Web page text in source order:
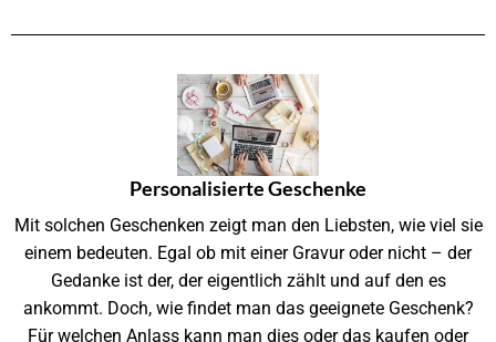
Personalisierte Geschenke
Mit solchen Geschenken zeigt man den Liebsten, wie viel sie
einem bedeuten. Egal ob mit einer Gravur oder nicht – der
Gedanke ist der, der eigentlich zählt und auf den es
ankommt. Doch, wie findet man das geeignete Geschenk?
Für welchen Anlass kann man dies oder das kaufen oder